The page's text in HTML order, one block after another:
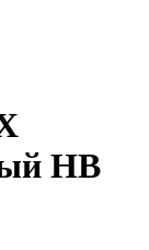
HB